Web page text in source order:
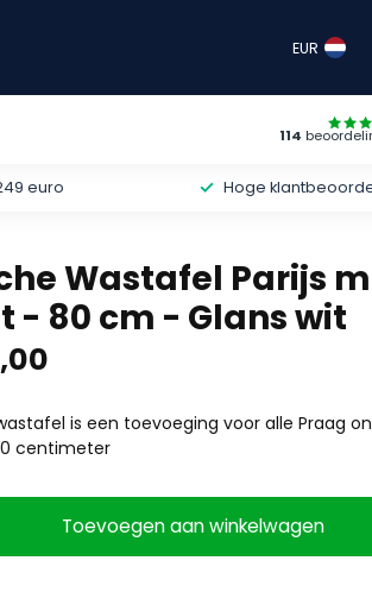
EUR
114
euro Hoge
Wastafel Parijs
- 80 cm - Glans wit
is een toevoeging voor alle Praag
centimeter
Toevoegen aan winkelwagen